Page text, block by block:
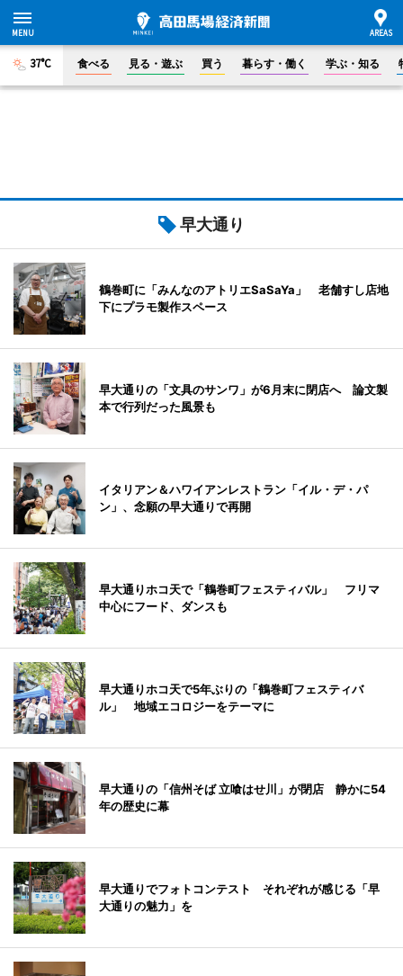
37°C 食べる 見る・遊ぶ 買う 暮らす・働く 学ぶ・知る
早大通り
鶴巻町に「みんなのアトリエSaSaYa」 老舗すし店地
下にプラモ製作スペース
早大通りの「文具のサンワ」が6月末に閉店へ 論文製
本で行列だった風景も
イタリアン＆ハワイアンレストラン「イル・デ・パ
ン」、念願の早大通りで再開
早大通りホコ天で「鶴巻町フェスティバル」 フリマ
中心にフード、ダンスも
早大通りホコ天で5年ぶりの「鶴巻町フェスティバ
ル」 地域エコロジーをテーマに
早大通りの「信州そば 立喰はせ川」が閉店 静かに54
年の歴史に幕
早大通りでフォトコンテスト それぞれが感じる「早
大通りの魅力」を